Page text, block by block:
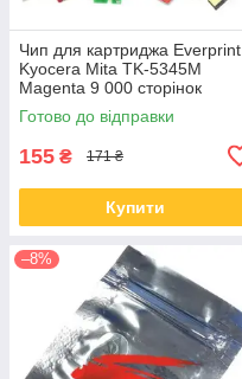
Чип для картриджа Everprint
Kyocera Mita TK-5345M
Magenta 9 000 сторінок
(CHIP-KYO-TK-5345M)
Готово до відправки
155 ₴ 171 ₴
Купити
–8%